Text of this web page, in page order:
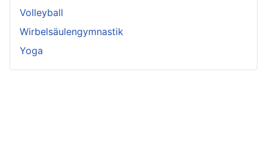
Volleyball
Wirbelsäulengymnastik
Yoga